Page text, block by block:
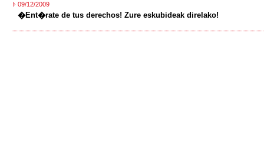
09/12/2009
�Ent�rate de tus derechos! Zure eskubideak direlako!